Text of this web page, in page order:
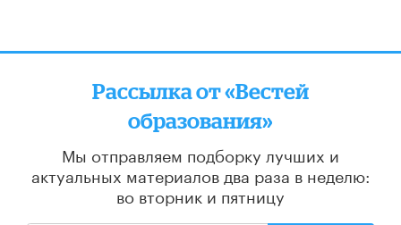
Рассылка от «Вестей
образования»
Мы отправляем подборку лучших и
актуальных материалов два раза в неделю:
во вторник и пятницу